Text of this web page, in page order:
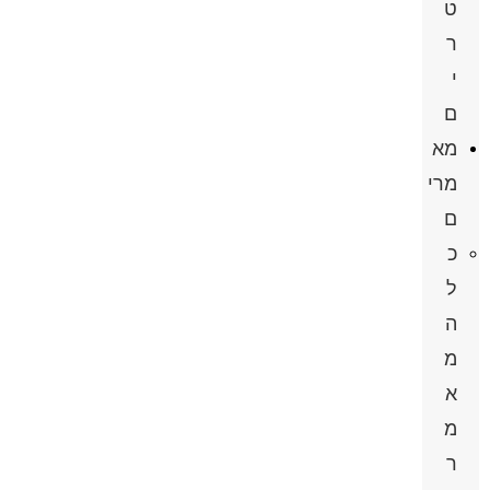
ט
ר
י
ם
מא
מרי
ם
כ
ל
ה
מ
א
מ
ר